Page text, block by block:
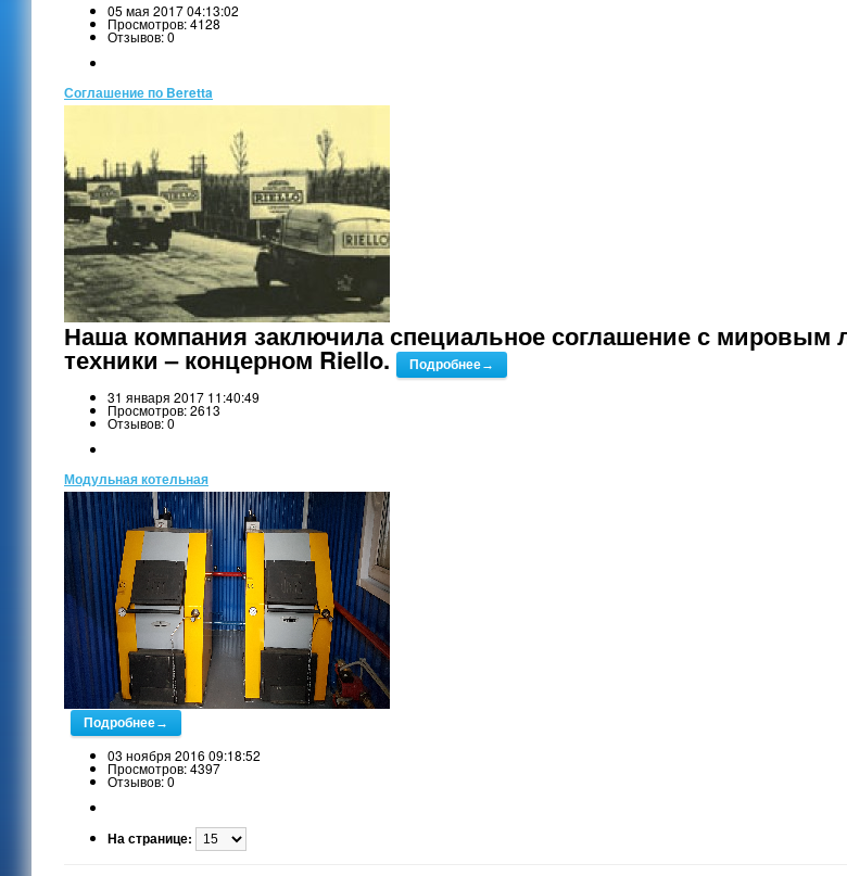
05 мая 2017 04:13:02
Просмотров: 4128
Отзывов: 0
Соглашение по Beretta
Наша компания заключила специальное соглашение с мировым
техники – концерном Riello. Подробнее→
31 января 2017 11:40:49
Просмотров: 2613
Отзывов: 0
Модульная котельная
Подробнее→
03 ноября 2016 09:18:52
Просмотров: 4397
Отзывов: 0
На странице: